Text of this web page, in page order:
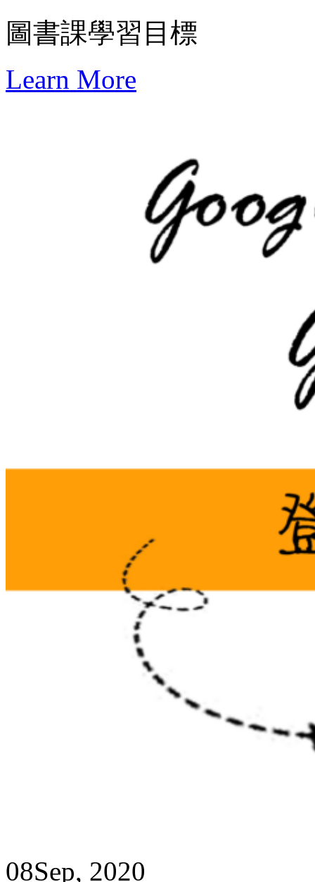
圖書課學習目標
Learn More
08Sep, 2020